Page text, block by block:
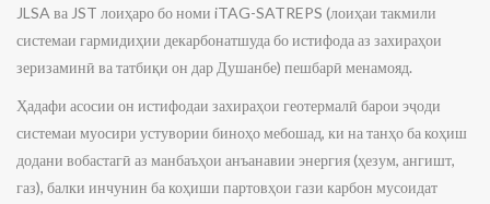
JLSA ва JST лоиҳаро бо номи iTAG-SATREPS (лоиҳаи такмили
системаи гармидиҳии декарбонатшуда бо истифода аз захираҳои
зеризаминӣ ва татбиқи он дар Душанбе) пешбарӣ менамояд.
Ҳадафи асосии он истифодаи захираҳои геотермалӣ барои эҷоди
системаи муосири устувории биноҳо мебошад, ки на танҳо ба коҳиш
додани вобастагӣ аз манбаъҳои анъанавии энергия (ҳезум, ангишт,
газ), балки инчунин ба коҳиши партовҳои гази карбон мусоидат